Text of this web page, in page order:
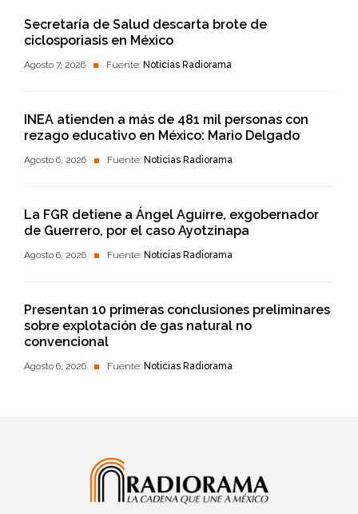
Secretaría de Salud descarta brote de
ciclosporiasis en México
Agosto 7, 2026 Fuente: Noticias Radiorama
INEA atienden a más de 481 mil personas con
rezago educativo en México: Mario Delgado
Agosto 6, 2026 Fuente: Noticias Radiorama
La FGR detiene a Ángel Aguirre, exgobernador
de Guerrero, por el caso Ayotzinapa
Agosto 6, 2026 Fuente: Noticias Radiorama
Presentan 10 primeras conclusiones preliminares
sobre explotación de gas natural no
convencional
Agosto 6, 2026 Fuente: Noticias Radiorama